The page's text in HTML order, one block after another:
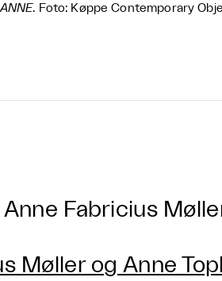
. Foto: Køppe Contemporary
Fabricius
Møller og Anne